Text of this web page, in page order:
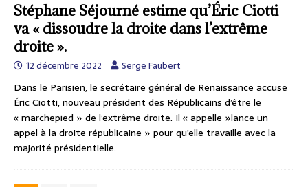
Stéphane Séjourné estime qu’Éric Ciotti
va « dissoudre la droite dans l’extrême
droite ».
12 décembre 2022 Serge Faubert
Dans le Parisien, le secrétaire général de Renaissance accuse
Éric Ciotti, nouveau président des Républicains d’être le
« marchepied » de l’extrême droite. Il « appelle »lance un
appel à la droite républicaine » pour qu’elle travaille avec la
majorité présidentielle.